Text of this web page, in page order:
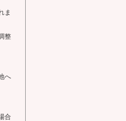
ま
整
へ
合